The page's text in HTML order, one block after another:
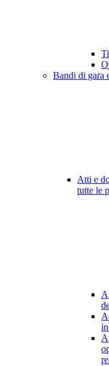
Bandi di gara
Atti e
tutte le